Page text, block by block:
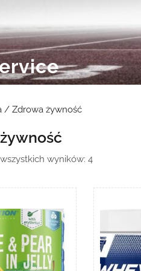
/ Zdrowa żywność
wyników: 4